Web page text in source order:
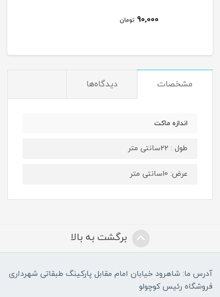
90,000 تومان
مشخصات دیدگاه‌ها
اندازه ماکت
طول : 22سانتی متر
عرض: 10سانتی متر
برگشت به بالا
آدرس ما: شاهرود خیابان امام مقابل پارکینگ طبقاتی شهرداری
فروشگاه رئیس کوچولو